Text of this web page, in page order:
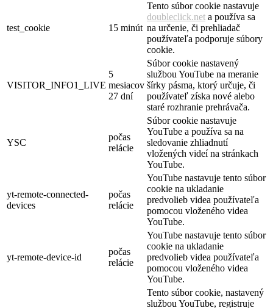
test_cookie 15 minút
Tento súbor cookie nastavuje
doubleclick.net a používa sa
na určenie, či prehliadač
používateľa podporuje súbory
cookie.
VISITOR_INFO1_LIVE
5
mesiacov
27 dní
Súbor cookie nastavený
službou YouTube na meranie
šírky pásma, ktorý určuje, či
používateľ získa nové alebo
staré rozhranie prehrávača.
YSC
počas
relácie
Súbor cookie nastavuje
YouTube a používa sa na
sledovanie zhliadnutí
vložených videí na stránkach
YouTube.
yt-remote-connected-
devices
počas
relácie
YouTube nastavuje tento súbor
cookie na ukladanie
predvolieb videa používateľa
pomocou vloženého videa
YouTube.
yt-remote-device-id
počas
relácie
YouTube nastavuje tento súbor
cookie na ukladanie
predvolieb videa používateľa
pomocou vloženého videa
YouTube.
Tento súbor cookie, nastavený
službou YouTube, registruje